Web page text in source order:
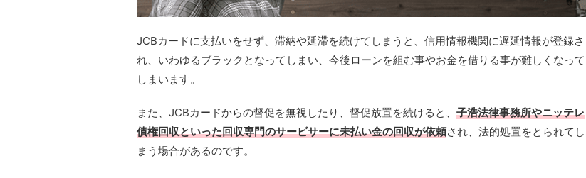
JCBカードに支払いをせず、滞納や延滞を続けてしまうと、信用情報機関に遅延情報が登録さ
れ、いわゆるブラックとなってしまい、今後ローンを組む事やお金を借りる事が難しくなって
しまいます。
また、JCBカードからの督促を無視したり、督促放置を続けると、 子浩法律事務所やニッテレ
債権回収といった回収専門のサービサーに未払い金の回収が依頼され、法的処置をとられてし
まう場合があるのです。